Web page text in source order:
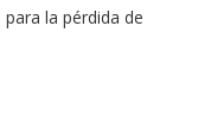
la pérdida de